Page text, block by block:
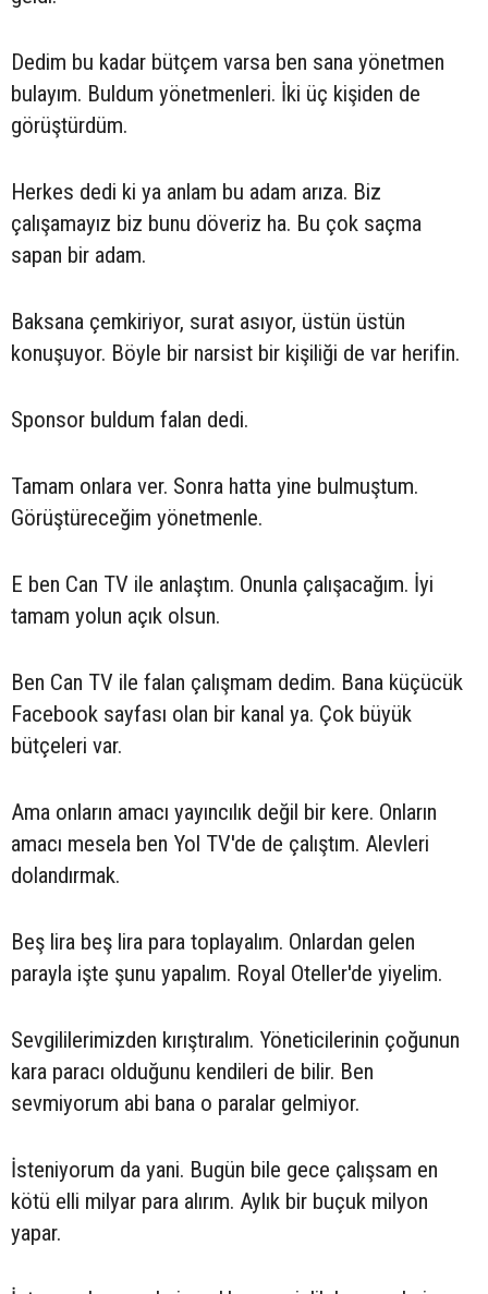
Dedim bu kadar bütçem varsa ben sana yönetmen
bulayım. Buldum yönetmenleri. İki üç kişiden de
görüştürdüm.
Herkes dedi ki ya anlam bu adam arıza. Biz
çalışamayız biz bunu döveriz ha. Bu çok saçma
sapan bir adam.
Baksana çemkiriyor, surat asıyor, üstün üstün
konuşuyor. Böyle bir narsist bir kişiliği de var herifin.
Sponsor buldum falan dedi.
Tamam onlara ver. Sonra hatta yine bulmuştum.
Görüştüreceğim yönetmenle.
E ben Can TV ile anlaştım. Onunla çalışacağım. İyi
tamam yolun açık olsun.
Ben Can TV ile falan çalışmam dedim. Bana küçücük
Facebook sayfası olan bir kanal ya. Çok büyük
bütçeleri var.
Ama onların amacı yayıncılık değil bir kere. Onların
amacı mesela ben Yol TV'de de çalıştım. Alevleri
dolandırmak.
Beş lira beş lira para toplayalım. Onlardan gelen
parayla işte şunu yapalım. Royal Oteller'de yiyelim.
Sevgililerimizden kırıştıralım. Yöneticilerinin çoğunun
kara paracı olduğunu kendileri de bilir. Ben
sevmiyorum abi bana o paralar gelmiyor.
İsteniyorum da yani. Bugün bile gece çalışsam en
kötü elli milyar para alırım. Aylık bir buçuk milyon
yapar.